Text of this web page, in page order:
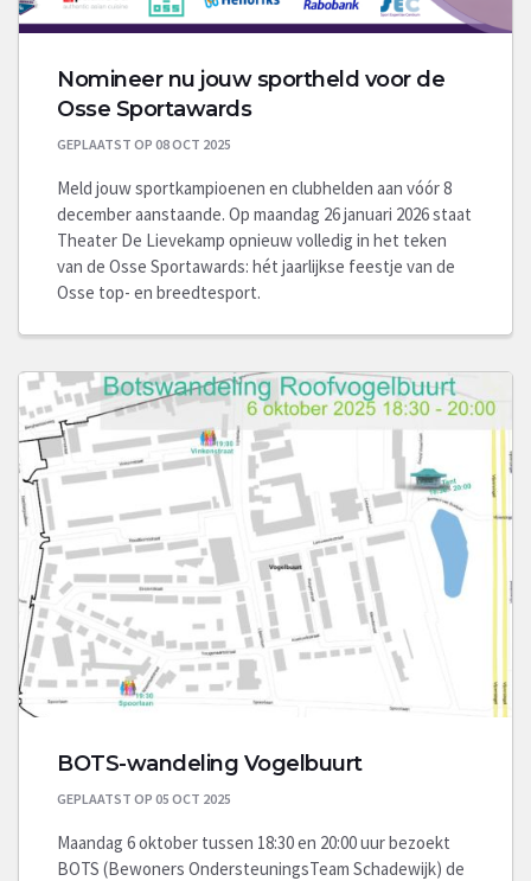
Nomineer nu jouw sportheld voor de
Osse Sportawards
GEPLAATST OP 08 OCT 2025
Meld jouw sportkampioenen en clubhelden aan vóór 8
december aanstaande. Op maandag 26 januari 2026 staat
Theater De Lievekamp opnieuw volledig in het teken
van de Osse Sportawards: hét jaarlijkse feestje van de
Osse top- en breedtesport.
BOTS-wandeling Vogelbuurt
GEPLAATST OP 05 OCT 2025
Maandag 6 oktober tussen 18:30 en 20:00 uur bezoekt
BOTS (Bewoners OndersteuningsTeam Schadewijk) de